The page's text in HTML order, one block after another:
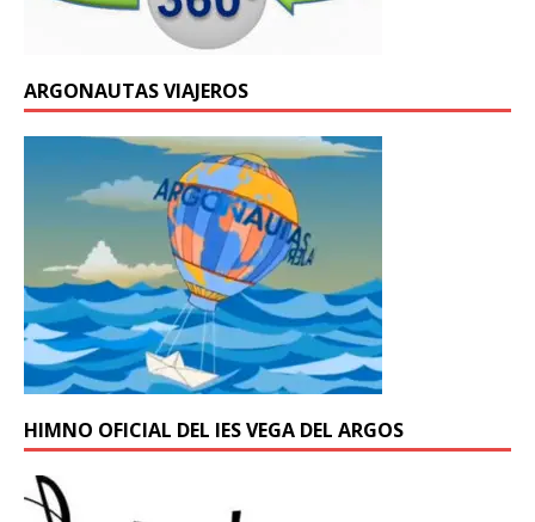
ARGONAUTAS VIAJEROS
HIMNO OFICIAL DEL IES VEGA DEL ARGOS